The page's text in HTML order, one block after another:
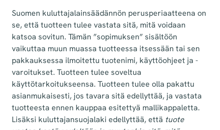
Suomen kuluttajalainsäädännön perusperiaatteena on
se, että tuotteen tulee vastata sitä, mitä voidaan
katsoa sovitun. Tämän ”sopimuksen” sisältöön
vaikuttaa muun muassa tuotteessa itsessään tai sen
pakkauksessa ilmoitettu tuotenimi, käyttöohjeet ja -
varoitukset. Tuotteen tulee soveltua
käyttötarkoitukseensa. Tuotteen tulee olla pakattu
asianmukaisesti, jos tavara sitä edellyttää, ja vastata
tuotteesta ennen kauppaa esitettyä mallikappaletta.
Lisäksi kuluttajansuojalaki edellyttää, että tuote